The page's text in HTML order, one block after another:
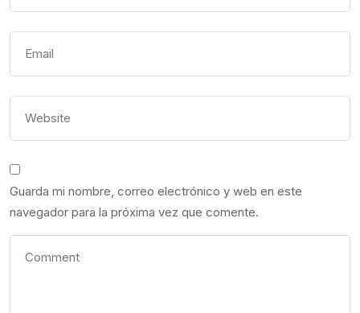
Guarda mi nombre, correo electrónico y web en este
navegador para la próxima vez que comente.